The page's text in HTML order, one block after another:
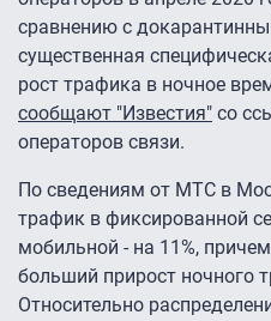
сравнению с
существенная
рост трафика в ночное
сообщают "Известия" со
операторов связи.
По сведениям от МТС в
трафик в фиксированной
мобильной - на 11%,
больший прирост ночного
Относительно